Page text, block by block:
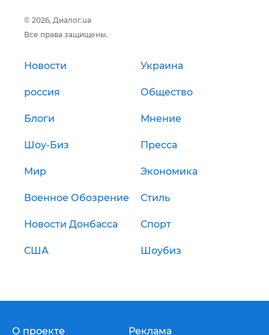
© 2026, Диалог.ua
Все права защищены.
Новости Украина
россия Общество
Блоги Мнение
Шоу-Биз Пресса
Мир Экономика
Военное Обозрение Стиль
Новости Донбасса Спорт
США Шоубиз
О проекте Реклама